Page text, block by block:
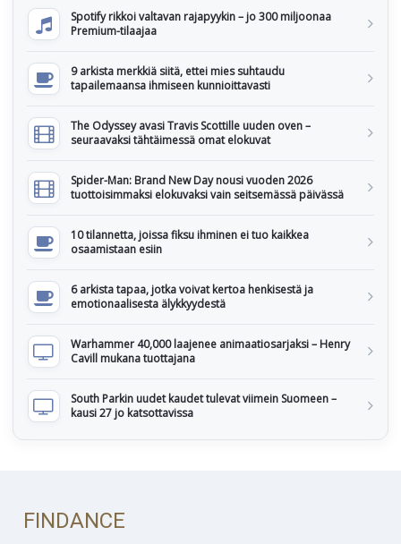
Spotify rikkoi valtavan rajapyykin – jo 300 miljoonaa
Premium-tilaajaa
9 arkista merkkiä siitä, ettei mies suhtaudu
tapailemaansa ihmiseen kunnioittavasti
The Odyssey avasi Travis Scottille uuden oven –
seuraavaksi tähtäimessä omat elokuvat
Spider-Man: Brand New Day nousi vuoden 2026
tuottoisimmaksi elokuvaksi vain seitsemässä päivässä
10 tilannetta, joissa fiksu ihminen ei tuo kaikkea
osaamistaan esiin
6 arkista tapaa, jotka voivat kertoa henkisestä ja
emotionaalisesta älykkyydestä
Warhammer 40,000 laajenee animaatiosarjaksi – Henry
Cavill mukana tuottajana
South Parkin uudet kaudet tulevat viimein Suomeen –
kausi 27 jo katsottavissa
FINDANCE